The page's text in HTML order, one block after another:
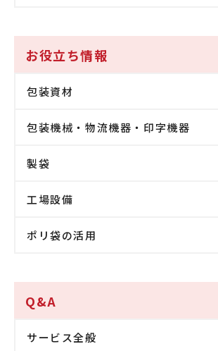
お役立ち情報
包装資材
包装機械・物流機器・印字機器
製袋
工場設備
ポリ袋の活用
Q&A
サービス全般